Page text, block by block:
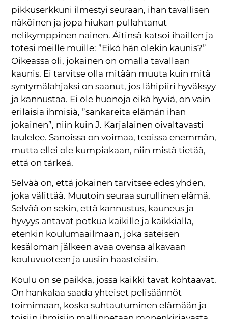
pikkuserkkuni ilmestyi seuraan, ihan tavallisen
näköinen ja jopa hiukan pullahtanut
nelikymppinen nainen. Äitinsä katsoi ihaillen ja
totesi meille muille: ”Eikö hän olekin kaunis?”
Oikeassa oli, jokainen on omalla tavallaan
kaunis. Ei tarvitse olla mitään muuta kuin mitä
syntymälahjaksi on saanut, jos lähipiiri hyväksyy
ja kannustaa. Ei ole huonoja eikä hyviä, on vain
erilaisia ihmisiä, ”sankareita elämän ihan
jokainen”, niin kuin J. Karjalainen oivaltavasti
laulelee. Sanoissa on voimaa, teoissa enemmän,
mutta ellei ole kumpiakaan, niin mistä tietää,
että on tärkeä.
Selvää on, että jokainen tarvitsee edes yhden,
joka välittää. Muutoin seuraa surullinen elämä.
Selvää on sekin, että kannustus, kauneus ja
hyvyys antavat potkua kaikille ja kaikkialla,
etenkin koulumaailmaan, joka sateisen
kesäloman jälkeen avaa ovensa alkavaan
kouluvuoteen ja uusiin haasteisiin.
Koulu on se paikka, jossa kaikki tavat kohtaavat.
On hankalaa saada yhteiset pelisäännöt
toimimaan, koska suhtautuminen elämään ja